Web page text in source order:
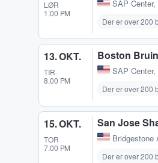
LØR
1.00 PM
SAP Center,
Der er over 200
13. OKT.
TIR
8.00 PM
Boston
SAP Center,
Der er over 200
15. OKT.
TOR
7.00 PM
San Jose
Bridgestone
Der er over 200